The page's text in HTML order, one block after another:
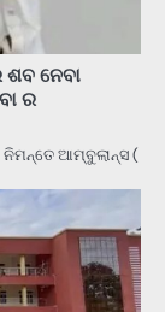
ନେବା
ର
ଆମ୍ବୁଲାନ୍ସ (